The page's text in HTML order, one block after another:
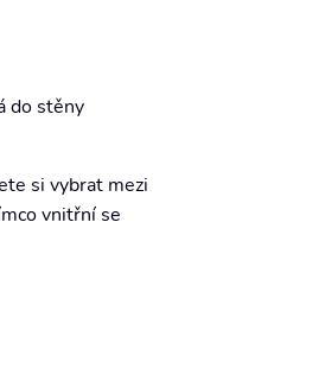
do stěny
si vybrat mezi
vnitřní se